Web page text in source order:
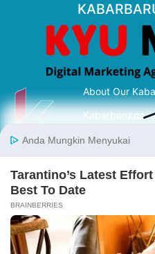
About Our
Kabarbaru.co
serta
Follow